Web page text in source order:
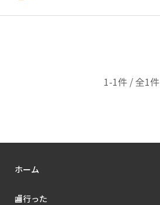
1-1件 / 全1件
ホーム
🏬行った